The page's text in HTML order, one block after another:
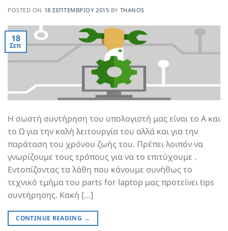
POSTED ON 18 ΣΕΠΤΕΜΒΡΊΟΥ 2015 BY THANOS
18
Σεπ
Η σωστή συντήρηση του υπολογιστή μας είναι το Α και
το Ω για την καλή λειτουργία του αλλά και για την
παράταση του χρόνου ζωής του. Πρέπει λοιπόν να
γνωρίζουμε τους τρόπους για να το επιτύχουμε .
Εντοπίζοντας τα λάθη που κάνουμε συνήθως το
τεχνικό τμήμα του parts for laptop μας προτείνει tips
συντήρησης. Κακή […]
CONTINUE READING →